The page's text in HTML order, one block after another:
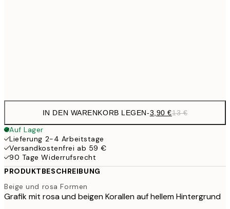
IN DEN WARENKORB LEGEN-3,90 €13 €
Auf Lager
Lieferung 2-4 Arbeitstage
Versandkostenfrei ab 59 €
90 Tage Widerrufsrecht
PRODUKTBESCHREIBUNG
Beige und rosa Formen
Grafik mit rosa und beigen Korallen auf hellem Hintergrund